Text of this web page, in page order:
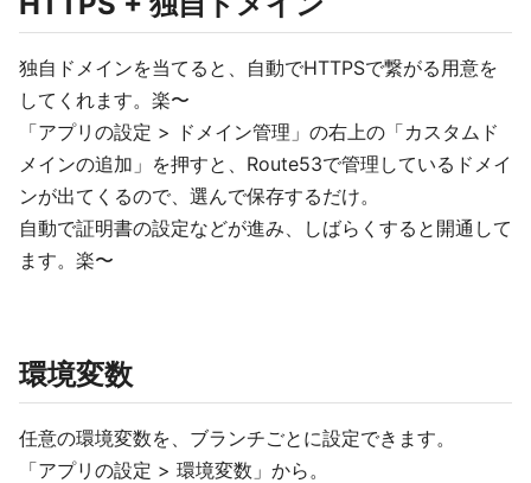
独自ドメインを当てると、自動でHTTPSで繋がる用意を
してくれます。楽〜
「アプリの設定 > ドメイン管理」の右上の「カスタムド
メインの追加」を押すと、Route53で管理しているドメイ
ンが出てくるので、選んで保存するだけ。
自動で証明書の設定などが進み、しばらくすると開通して
ます。楽〜
環境変数
任意の環境変数を、ブランチごとに設定できます。
「アプリの設定 > 環境変数」から。